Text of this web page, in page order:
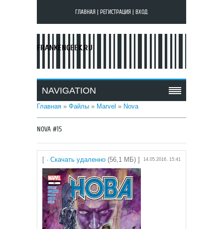
ГЛАВНАЯ РЕГИСТРАЦИЯ ВХОД
FRANKENGEEK.RU
NAVIGATION
Главная » Файлы » Marvel » Nova
NOVA #15
[ · Скачать удаленно (56,1 МБ) ] 14.05.2016, 15:41